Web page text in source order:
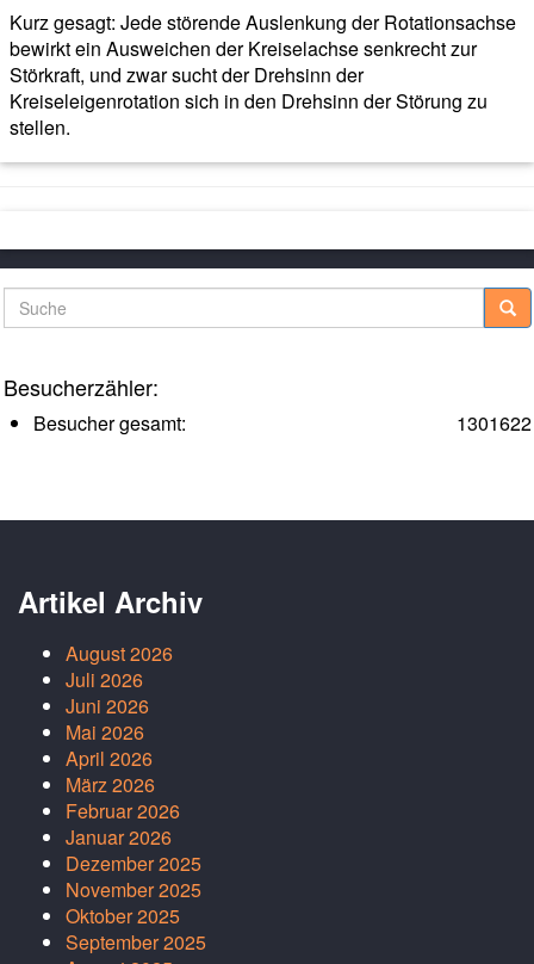
Kurz gesagt: Jede störende Auslenkung der Rotationsachse
bewirkt ein Ausweichen der Kreiselachse senkrecht zur
Störkraft, und zwar sucht der Drehsinn der
Kreiseleigenrotation sich in den Drehsinn der Störung zu
stellen.
Suche
Besucherzähler:
1301622
Besucher gesamt:
Artikel Archiv
August 2026
Juli 2026
Juni 2026
Mai 2026
April 2026
März 2026
Februar 2026
Januar 2026
Dezember 2025
November 2025
Oktober 2025
September 2025